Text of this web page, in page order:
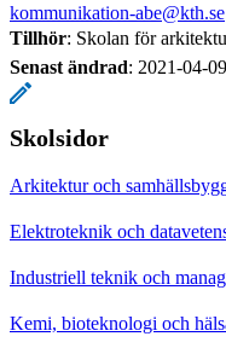
kommunikation-abe@kth.se
Tillhör: Skolan för
Senast ändrad: 2021-04-09
Skolsidor
Arkitektur och
Elektroteknik och
Industriell teknik och
Kemi, bioteknologi och